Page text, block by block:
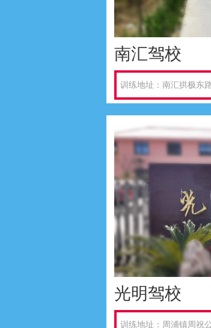
南汇驾校
训练地址：南汇拱极东
光明驾校
训练地址：周浦镇周祝